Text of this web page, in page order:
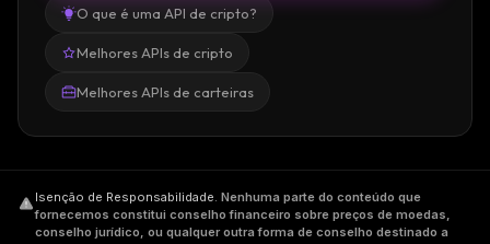
O que é uma API de cripto?
Melhores APIs de cripto
Melhores APIs de carteiras
Isenção de Responsabilidade. Nenhuma parte do conteúdo que
fornecemos constitui conselho financeiro sobre preços de moedas,
conselho jurídico, ou qualquer outra forma de conselho destinado a